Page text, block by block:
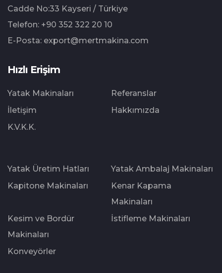
⁠Cadde No:33 Kayseri / Türkiye
Telefon: +90 352 322 20 10
E-Posta: export@mertmakina.com
Hızlı Erişim
Yatak Makinaları
Referanslar
İletişim
Hakkımızda
K.V.K.K.
Yatak Üretim Hatları
Yatak Ambalaj Makinaları
Kapitone Makinaları
Kenar Kapama
Makinaları
Kesim ve Bordür
Makinaları
İstifleme Makinaları
Konveyörler